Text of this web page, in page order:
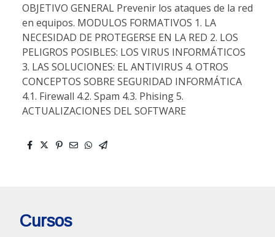
OBJETIVO GENERAL Prevenir los ataques de la red
en equipos. MODULOS FORMATIVOS 1. LA
NECESIDAD DE PROTEGERSE EN LA RED 2. LOS
PELIGROS POSIBLES: LOS VIRUS INFORMÁTICOS
3. LAS SOLUCIONES: EL ANTIVIRUS 4. OTROS
CONCEPTOS SOBRE SEGURIDAD INFORMÁTICA
4.1. Firewall 4.2. Spam 4.3. Phising 5.
ACTUALIZACIONES DEL SOFTWARE
Cursos